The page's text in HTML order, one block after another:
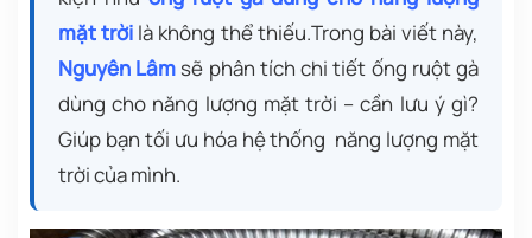
mặt trời là không thể thiếu.Trong bài viết này,
Nguyên Lâm sẽ phân tích chi tiết ống ruột gà
dùng cho năng lượng mặt trời – cần lưu ý gì?
Giúp bạn tối ưu hóa hệ thống năng lượng mặt
trời của mình.